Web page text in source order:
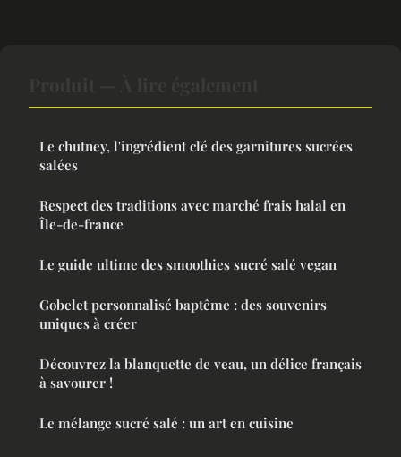
Le chutney, l'ingrédient clé des garnitures sucrées
salées
Respect des traditions avec marché frais halal en
Île-de-france
Le guide ultime des smoothies sucré salé vegan
Gobelet personnalisé baptême : des souvenirs
uniques à créer
Découvrez la blanquette de veau, un délice français
à savourer !
Le mélange sucré salé : un art en cuisine